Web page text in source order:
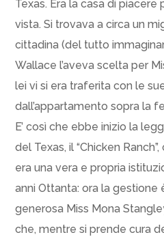
Texas. Era la casa di
vista. Si trovava a circa un
cittadina (del tutto
Wallace l’aveva scelta per
lei vi si era traferita con le
dall’appartamento sopra la
E’ così che ebbe inizio la
del Texas, il “Chicken
era una vera e propria
anni Ottanta: ora la gestione
generosa Miss Mona
che, mentre si prende cura